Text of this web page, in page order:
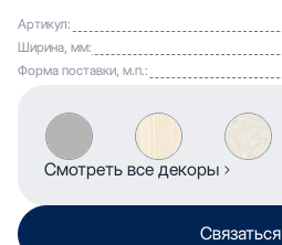
Артикул:
Ширина, мм:
Форма поставки, м.п.:
Смотреть все декоры
Связаться